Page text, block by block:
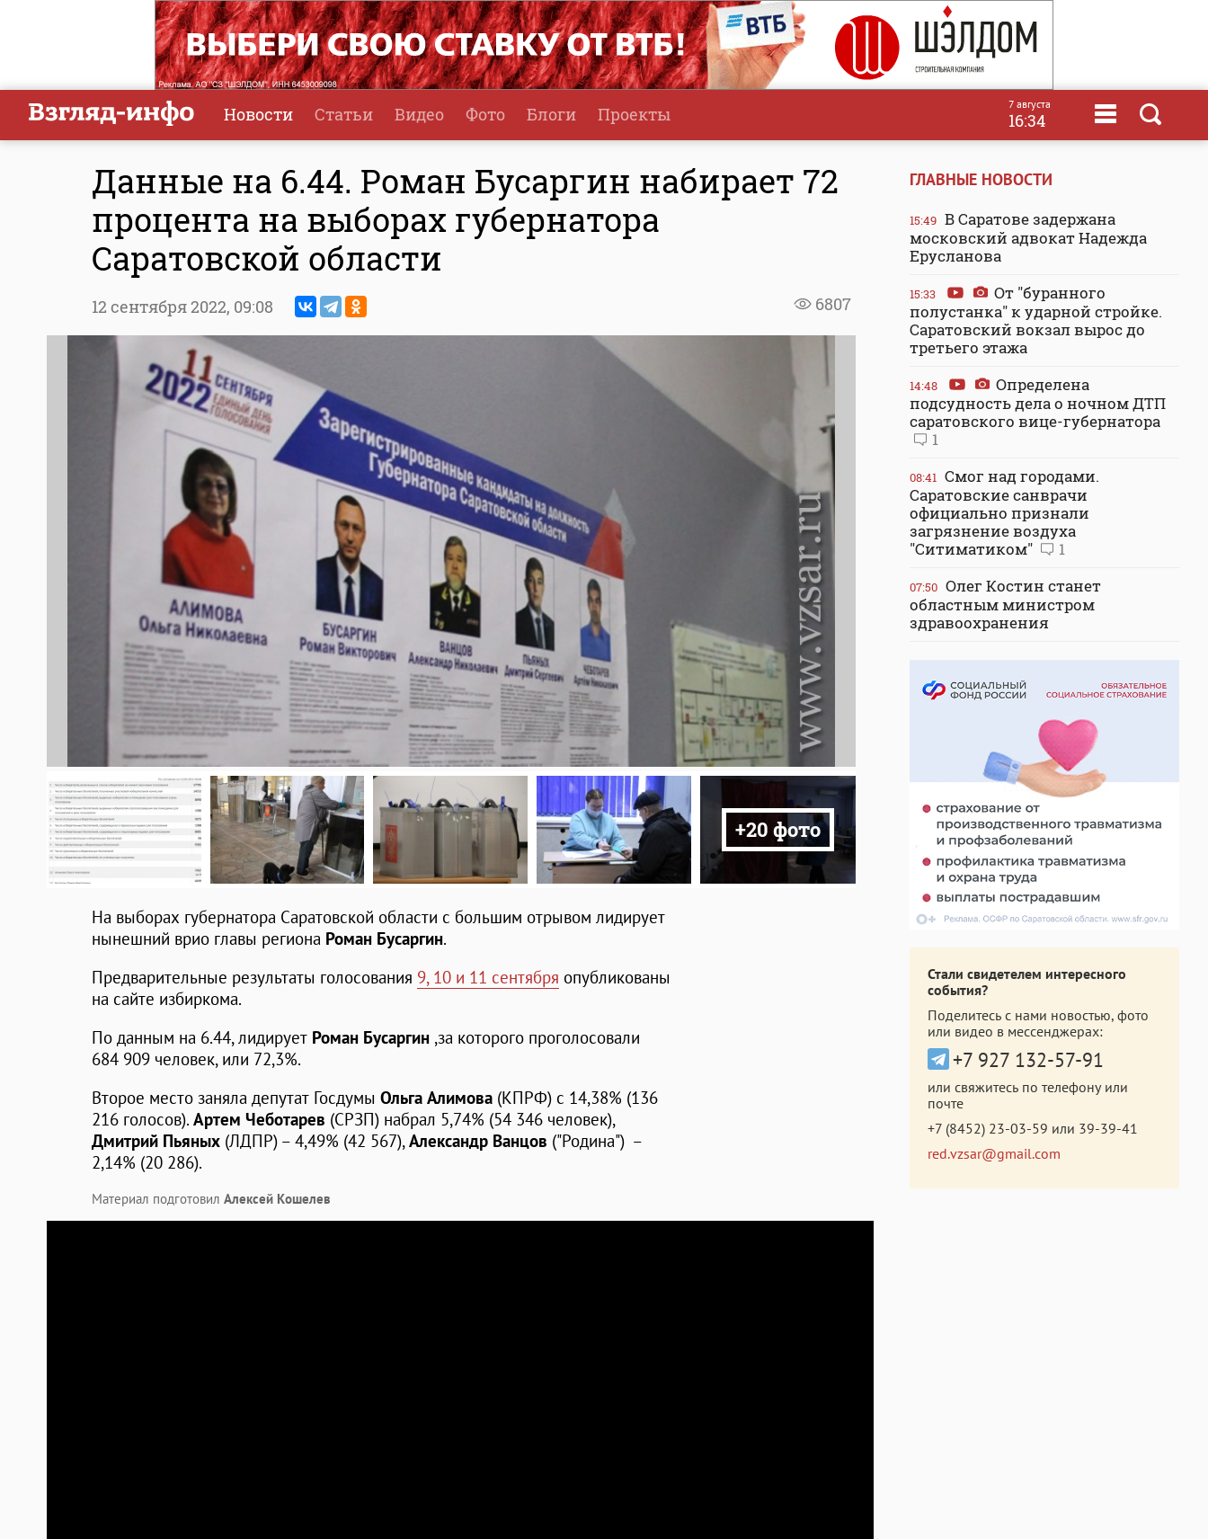
Новости Статьи Видео Фото Блоги Проекты 7 августа
16:34
Данные на 6.44. Роман Бусаргин набирает 72
процента на выборах губернатора
Саратовской области
6807
12 сентября 2022, 09:08
+20 фото
На выборах губернатора Саратовской области с большим отрывом лидирует
нынешний врио главы региона Роман Бусаргин.
Предварительные результаты голосования 9, 10 и 11 сентября опубликованы
на сайте избиркома.
По данным на 6.44, лидирует Роман Бусаргин ,за которого проголосовали
684 909 человек, или 72,3%.
Второе место заняла депутат Госдумы Ольга Алимова (КПРФ) с 14,38% (136
216 голосов). Артем Чеботарев (СРЗП) набрал 5,74% (54 346 человек),
Дмитрий Пьяных (ЛДПР) – 4,49% (42 567),Александр Ванцов ("Родина") –
2,14% (20 286).
Материал подготовил Алексей Кошелев
ГЛАВНЫЕ НОВОСТИ
15:49 В Саратове задержана
московский адвокат Надежда
Ерусланова
15:33
От "буранного
полустанка" к ударной стройке.
Саратовский вокзал вырос до
третьего этажа
14:48
Определена
подсудность дела о ночном ДТП
саратовского вице-губернатора
1
08:41 Смог над городами.
Саратовские санврачи
официально признали
загрязнение воздуха
"Ситиматиком"
1
07:50 Олег Костин станет
областным министром
здравоохранения
Стали свидетелем интересного
события?
Поделитесь с нами новостью, фото
или видео в мессенджерах:
+7 927 132-57-91
или свяжитесь по телефону или
почте
+7 (8452) 23-03-59 или 39-39-41
red.vzsar@gmail.com